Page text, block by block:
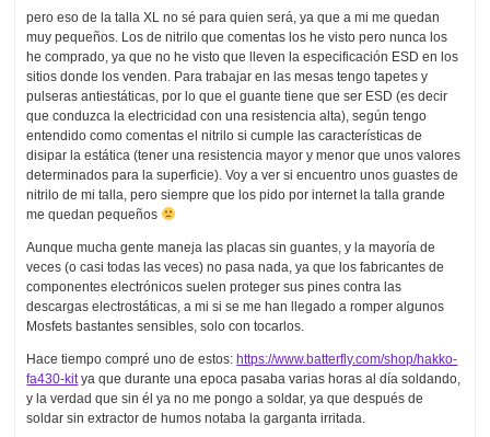
pero eso de la talla XL no sé para quien será, ya que a mi me quedan
muy pequeños. Los de nitrilo que comentas los he visto pero nunca los
he comprado, ya que no he visto que lleven la especificación ESD en los
sitios donde los venden. Para trabajar en las mesas tengo tapetes y
pulseras antiestáticas, por lo que el guante tiene que ser ESD (es decir
que conduzca la electricidad con una resistencia alta), según tengo
entendido como comentas el nitrilo si cumple las características de
disipar la estática (tener una resistencia mayor y menor que unos valores
determinados para la superficie). Voy a ver si encuentro unos guastes de
nitrilo de mi talla, pero siempre que los pido por internet la talla grande
me quedan pequeños
Aunque mucha gente maneja las placas sin guantes, y la mayoría de
veces (o casi todas las veces) no pasa nada, ya que los fabricantes de
componentes electrónicos suelen proteger sus pines contra las
descargas electrostáticas, a mi si se me han llegado a romper algunos
Mosfets bastantes sensibles, solo con tocarlos.
Hace tiempo compré uno de estos: https://www.batterfly.com/shop/hakko-
fa430-kitya que durante una epoca pasaba varias horas al día soldando,
y la verdad que sin él ya no me pongo a soldar, ya que después de
soldar sin extractor de humos notaba la garganta irritada.